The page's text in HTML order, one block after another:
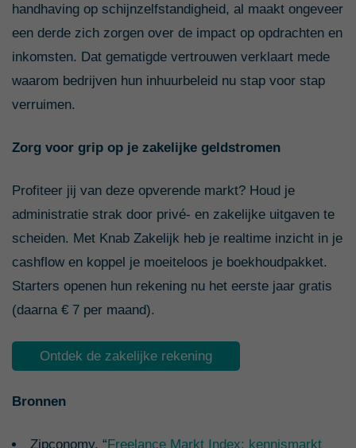
handhaving op schijn­zelf­standig­heid, al maakt ongeveer
een derde zich zorgen over de impact op opdrachten en
inkomsten. Dat gematigde vertrouwen verklaart mede
waarom bedrijven hun inhuur­beleid nu stap voor stap
verruimen.
Zorg voor grip op je zakelijke geldstromen
Profiteer jij van deze opverende markt? Houd je
administratie strak door privé- en zakelijke uitgaven te
scheiden. Met Knab Zakelijk heb je realtime inzicht in je
cashflow en koppel je moeiteloos je boekhoudpakket.
Starters openen hun rekening nu het eerste jaar gratis
(daarna € 7 per maand).
Ontdek de zakelijke rekening
Bronnen
Zipconomy, “Freelance Markt Index: kennismarkt